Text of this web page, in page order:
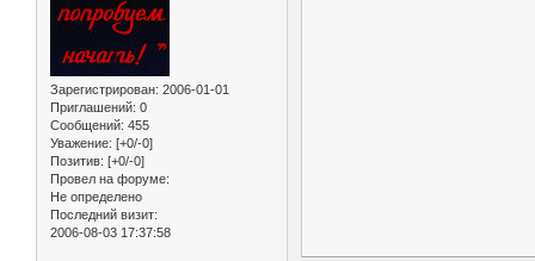
Зарегистрирован: 2006-01-01
Приглашений: 0
Сообщений: 455
Уважение: [+0/-0]
Позитив: [+0/-0]
Провел на форуме:
Не определено
Последний визит:
2006-08-03 17:37:58